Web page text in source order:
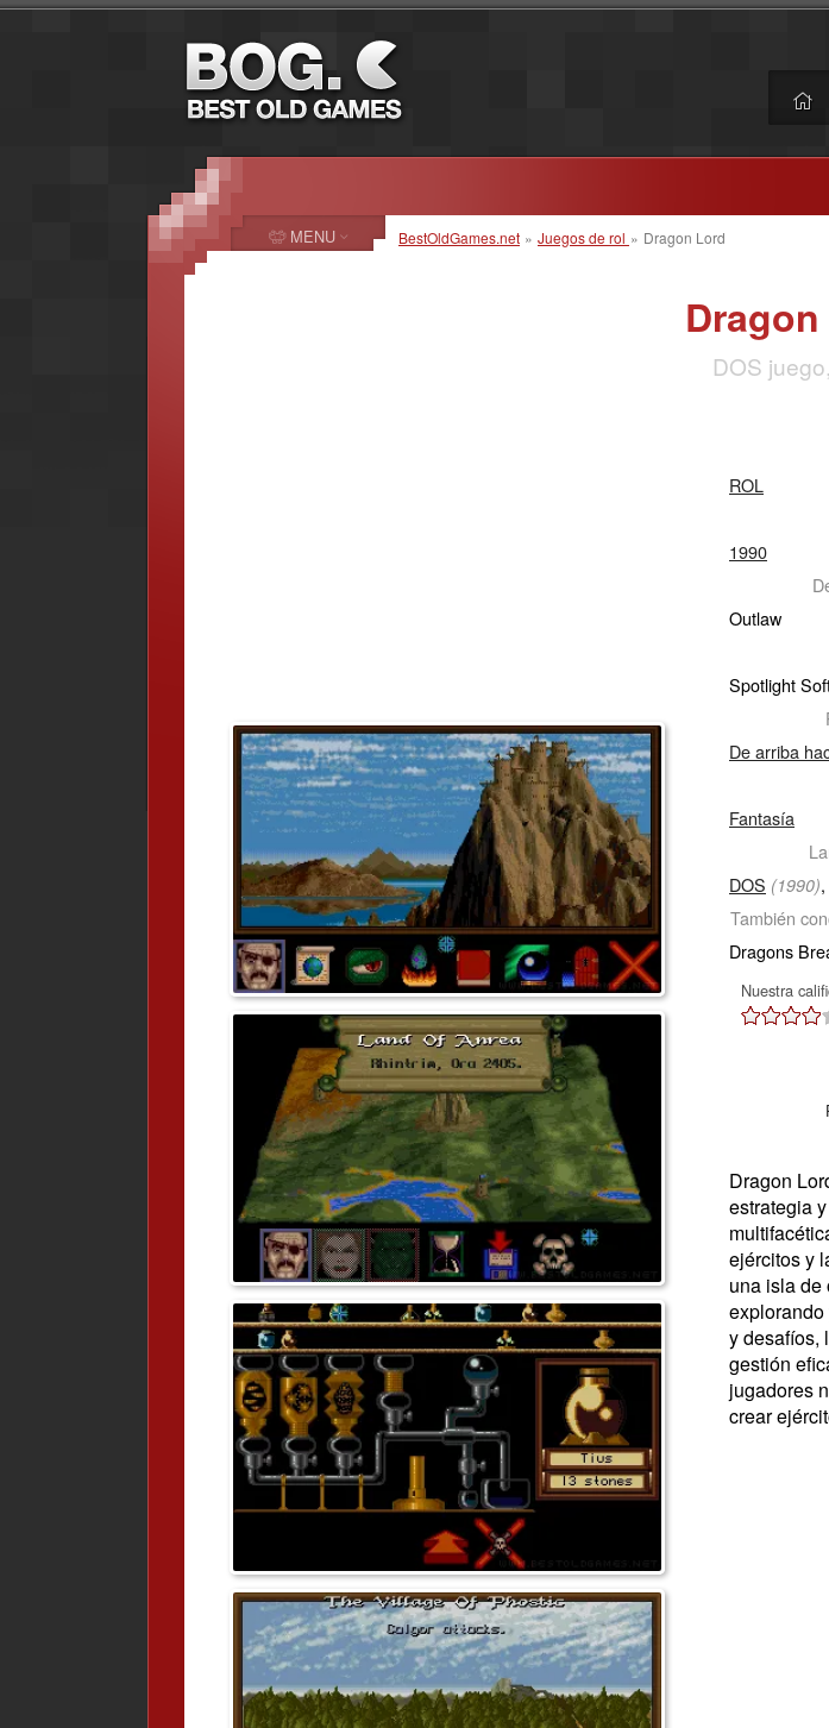
BestOldGames.net » Juegos de rol » Dragon Lord
DOS
ROL
1990
Outlaw
Spotlight
De arriba
Fantasía
DOS (1990),
También
Dragons
Nuestra
Dragon
estrategia
ejércitos y
una isla de
y desafíos,
gestión
jugadores
crear
MENU